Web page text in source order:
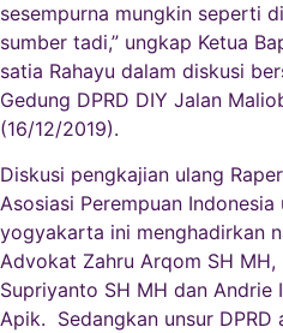
sesempurna mungkin seperti
sumber tadi,” ungkap Ketua
satia Rahayu dalam diskusi
Gedung DPRD DIY Jalan
(16/12/2019).
Diskusi pengkajian ulang
Asosiasi Perempuan Indonesia
yogyakarta ini menghadirkan
Advokat Zahru Arqom SH
Supriyanto SH MH dan Andrie
Apik. Sedangkan unsur DPRD